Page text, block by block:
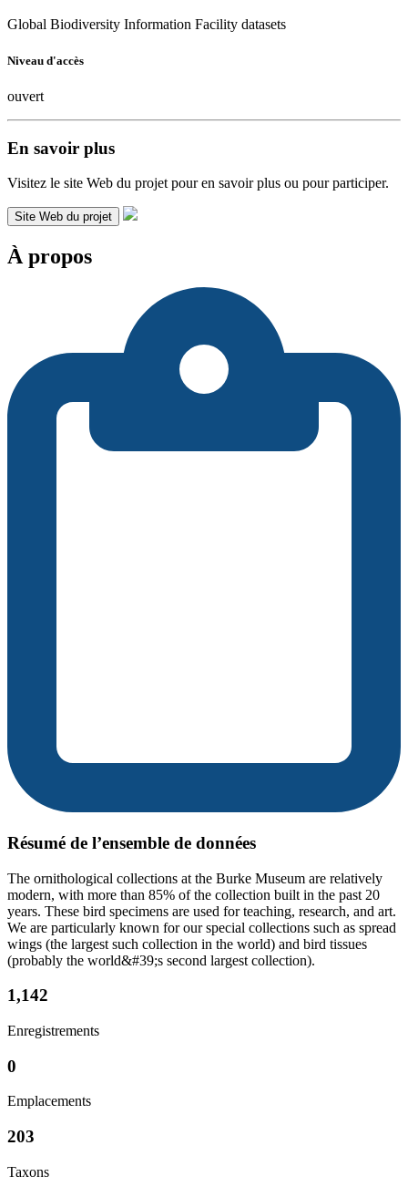
Global Biodiversity Information Facility datasets
Niveau d'accès
ouvert
En savoir plus
Visitez le site Web du projet pour en savoir plus ou pour participer.
Site Web du projet
À propos
Résumé de l’ensemble de données
The ornithological collections at the Burke Museum are relatively
modern, with more than 85% of the collection built in the past 20
years. These bird specimens are used for teaching, research, and art.
We are particularly known for our special collections such as spread
wings (the largest such collection in the world) and bird tissues
(probably the world&#39;s second largest collection).
1,142
Enregistrements
0
Emplacements
203
Taxons